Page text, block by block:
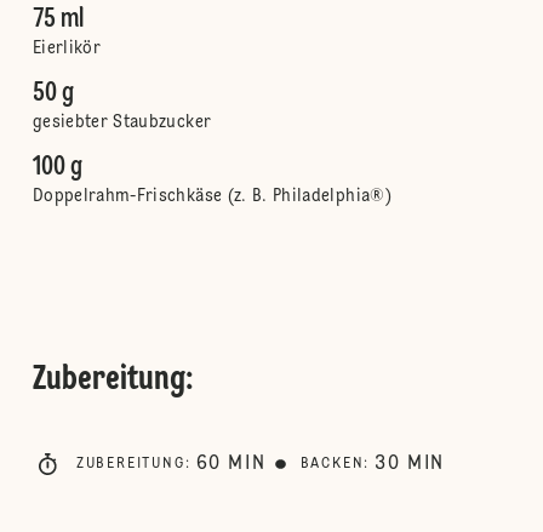
75 ml
Eierlikör
50 g
gesiebter Staubzucker
100 g
Doppelrahm-Frischkäse (z. B. Philadelphia®)
Zubereitung:
ZUBEREITUNG : 60 MIN BACKEN : 30 MIN